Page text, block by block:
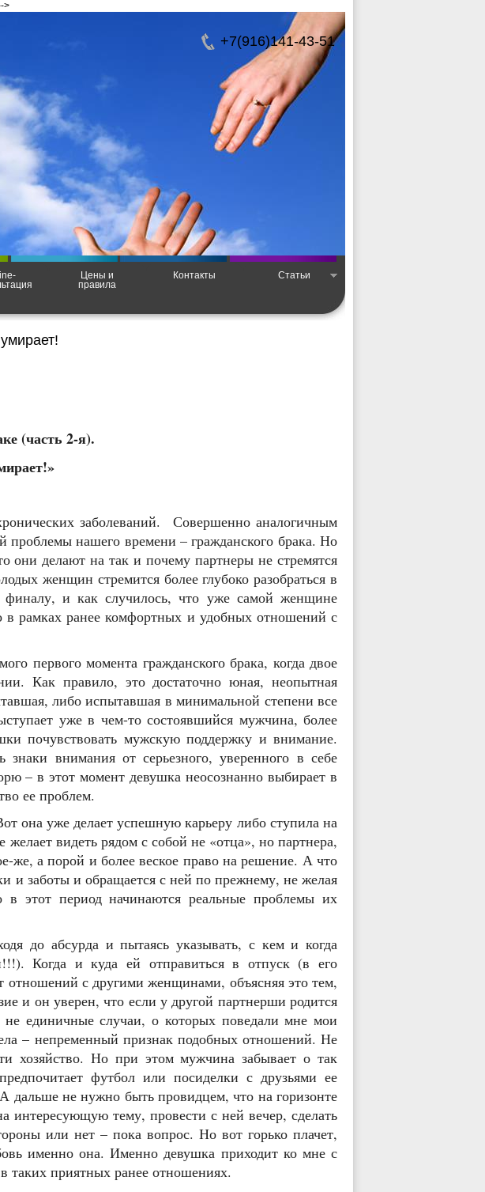
>
+7(916)141-43-51
Цены и
правила
Контакты Статьи
(часть 2-я).
заболеваний. Совершенно аналогичным
проблемы нашего времени – гражданского брака. Но
они делают на так и почему партнеры не стремятся
женщин стремится более глубоко разобраться в
и как случилось, что уже самой женщине
в рамках ранее комфортных и удобных отношений с
первого момента гражданского брака, когда двое
Как правило, это достаточно юная, неопытная
либо испытавшая в минимальной степени все
уже в чем-то состоявшийся мужчина, более
почувствовать мужскую поддержку и внимание.
внимания от серьезного, уверенного в себе
– в этот момент девушка неосознанно выбирает в
ее проблем.
она уже делает успешную карьеру либо ступила на
видеть рядом с собой не «отца», но партнера,
же, а порой и более веское право на решение. А что
и заботы и обращается с ней по прежнему, не желая
этот период начинаются реальные проблемы их
до абсурда и пытаясь указывать, с кем и когда
Когда и куда ей отправиться в отпуск (в его
отношений с другими женщинами, объясняя это тем,
и он уверен, что если у другой партнерши родится
единичные случаи, о которых поведали мне мои
– непременный признак подобных отношений. Не
хозяйство. Но при этом мужчина забывает о так
футбол или посиделки с друзьями ее
дальше не нужно быть провидцем, что на горизонте
интересующую тему, провести с ней вечер, сделать
или нет – пока вопрос. Но вот горько плачет,
именно она. Именно девушка приходит ко мне с
таких приятных ранее отношениях.